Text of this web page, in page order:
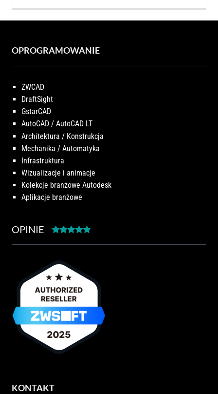
OPROGRAMOWANIE
ZWCAD
DraftSight
GstarCAD
AutoCAD / AutoCAD LT
Architektura / Konstrukcja
Mechanika / Automatyka
Infrastruktura
Wizualizacje i animacje
Kolekcje branżowe Autodesk
Aplikacje branżowe
OPINIE
KONTAKT